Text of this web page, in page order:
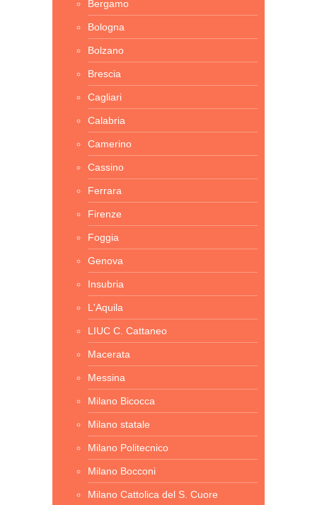
Bergamo
Bologna
Bolzano
Brescia
Cagliari
Calabria
Camerino
Cassino
Ferrara
Firenze
Foggia
Genova
Insubria
L'Aquila
LIUC C. Cattaneo
Macerata
Messina
Milano Bicocca
Milano statale
Milano Politecnico
Milano Bocconi
Milano Cattolica del S. Cuore